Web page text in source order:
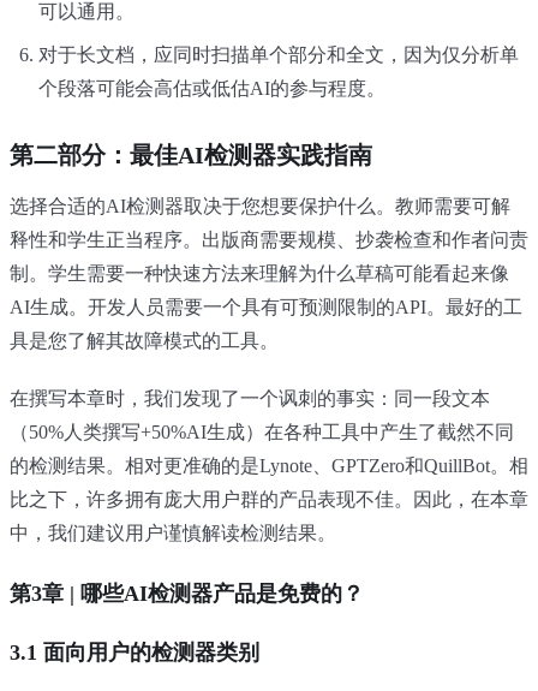
可以通用。
对于长文档，应同时扫描单个部分和全文，因为仅分析单
个段落可能会高估或低估AI的参与程度。
第二部分：最佳AI检测器实践指南
选择合适的AI检测器取决于您想要保护什么。教师需要可解
释性和学生正当程序。出版商需要规模、抄袭检查和作者问责
制。学生需要一种快速方法来理解为什么草稿可能看起来像
AI生成。开发人员需要一个具有可预测限制的API。最好的工
具是您了解其故障模式的工具。
在撰写本章时，我们发现了一个讽刺的事实：同一段文本
（50%人类撰写+50%AI生成）在各种工具中产生了截然不同
的检测结果。相对更准确的是Lynote、GPTZero和QuillBot。相
比之下，许多拥有庞大用户群的产品表现不佳。因此，在本章
中，我们建议用户谨慎解读检测结果。
第3章 | 哪些AI检测器产品是免费的？
3.1 面向用户的检测器类别